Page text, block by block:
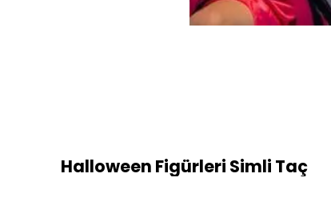
Halloween Figürleri Simli Taç